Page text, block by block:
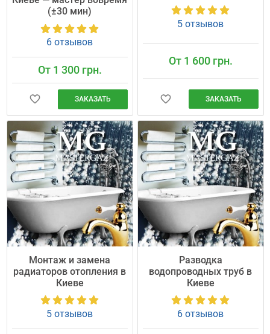
(±30 мин)
6 отзывов
От 1 300 грн.
ЗАКАЗАТЬ
5 отзывов
От 1 600 грн.
ЗАКАЗАТЬ
Монтаж и замена
радиаторов отопления в
Киеве
5 отзывов
Разводка
водопроводных труб в
Киеве
6 отзывов